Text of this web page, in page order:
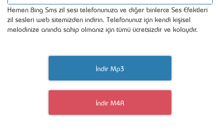
Hemen Bing Sms zil sesi telefonunuza ve diğer binlerce Ses Efektleri
zil sesleri web sitemizden indirin. Telefonunuz için kendi kişisel
melodinize anında sahip olmanız için tümü ücretsizdir ve kolaydır.
İndir Mp3
İndir M4R